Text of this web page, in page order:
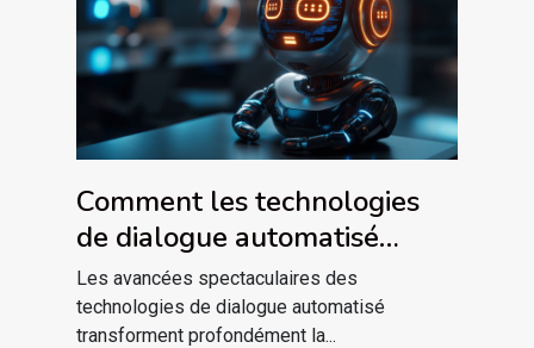
Comment les technologies
de dialogue automatisé
révolutionnent-elles la
communication ?
Les avancées spectaculaires des
technologies de dialogue automatisé
transforment profondément la...